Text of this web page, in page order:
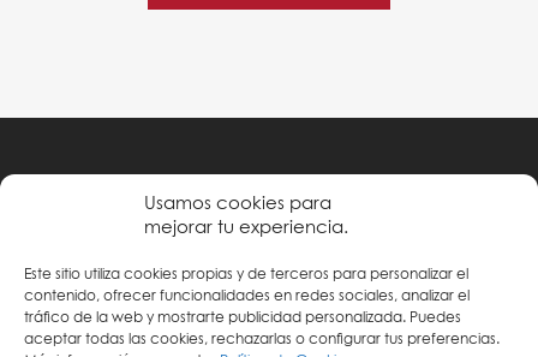
Usamos cookies para
mejorar tu experiencia.
Este sitio utiliza cookies propias y de terceros para personalizar el
contenido, ofrecer funcionalidades en redes sociales, analizar el
tráfico de la web y mostrarte publicidad personalizada. Puedes
aceptar todas las cookies, rechazarlas o configurar tus preferencias.
Política de privacidad
Política de cookies